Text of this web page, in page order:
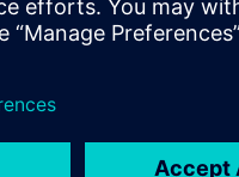
року нижче.